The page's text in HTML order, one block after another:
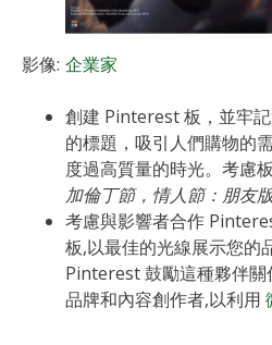
影像: 企業家
創建 Pinterest 板，並牢
的標題，吸引人們購物的
度過高質量的時光。考慮板
加倫丁節，情人節：朋友
考慮與影響者合作
板,以最佳的光線展示您的
Pinterest 鼓勵這種夥伴
品牌和內容創作者,以利用